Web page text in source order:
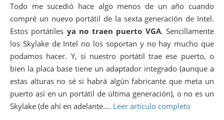
Todo me sucedió hace algo menos de un año cuando
compré un nuevo portátil de la sexta generación de Intel.
Estos portátiles ya no traen puerto VGA. Sencillamente
los Skylake de Intel no los soportan y no hay mucho que
podamos hacer. Y, si nuestro portátil trae ese puerto, o
bien la placa base tiene un adaptador integrado (aunque a
estas alturas no sé si habrá algún fabricante que meta un
puerto así en un portátil de última generación), o no es un
Skylake (de ahí en adelante.… Leer artículo completo